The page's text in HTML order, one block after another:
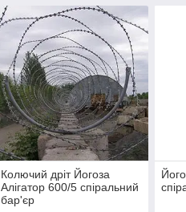
Колючий дріт Йогоза
Алігатор 600/5 спіральний
бар'єр